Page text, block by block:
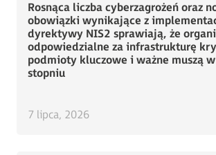
Rosnąca liczba cyberzagrożeń oraz
obowiązki wynikające z
dyrektywy NIS2 sprawiają, że
odpowiedzialne za infrastrukturę
podmioty kluczowe i ważne muszą
stopniu
7 lipca, 2026